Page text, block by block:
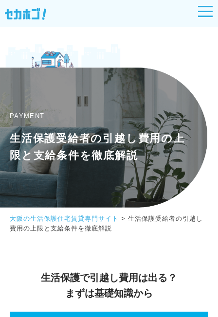
PAYMENT
生活保護受給者の引越し費用の上
限と支給条件を徹底解説
大阪の生活保護住宅賃貸専門サイト >生活保護受給者の引越し
費用の上限と支給条件を徹底解説
生活保護で引越し費用は出る？
まずは基礎知識から